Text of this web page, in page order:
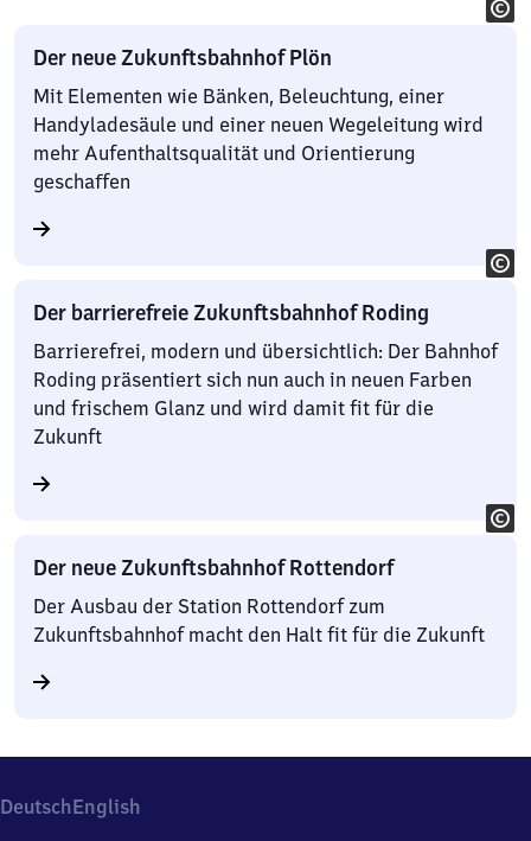
Der neue Zukunftsbahnhof Plön
Mit Elementen wie Bänken, Beleuchtung, einer
Handyladesäule und einer neuen Wegeleitung wird
mehr Aufenthaltsqualität und Orientierung
geschaffen
Der barrierefreie Zukunftsbahnhof Roding
Barrierefrei, modern und übersichtlich: Der Bahnhof
Roding präsentiert sich nun auch in neuen Farben
und frischem Glanz und wird damit fit für die
Zukunft
Der neue Zukunftsbahnhof Rottendorf
Der Ausbau der Station Rottendorf zum
Zukunftsbahnhof macht den Halt fit für die Zukunft
DeutschEnglish